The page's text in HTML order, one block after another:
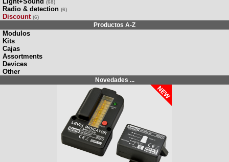
(68)
Radio & detection (6)
Discount (6)
Productos A-Z
Modulos
Kits
Cajas
Assortments
Devices
Other
Novedades ...